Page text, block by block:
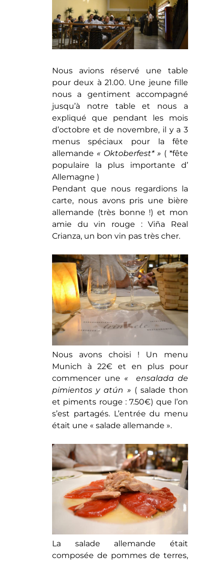
Nous avions réservé une table
pour deux à 21.00. Une jeune fille
nous a gentiment accompagné
jusqu’à notre table et nous a
expliqué que pendant les mois
d’octobre et de novembre, il y a 3
menus spéciaux pour la fête
allemande « Oktoberfest* » ( *fête
populaire la plus importante d’
Allemagne )
Pendant que nous regardions la
carte, nous avons pris une bière
allemande (très bonne !) et mon
amie du vin rouge : Viña Real
Crianza, un bon vin pas très cher.
Nous avons choisi ! Un menu
Munich à 22€ et en plus pour
commencer une « ensalada de
pimientos y atún » ( salade thon
et piments rouge : 7.50€) que l’on
s’est partagés. L’entrée du menu
était une « salade allemande ».
La salade allemande était
composée de pommes de terres,